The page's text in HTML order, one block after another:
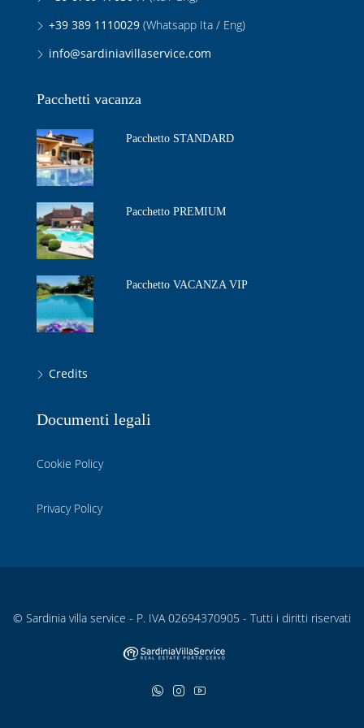
+39 389 1110029 (Whatsapp Ita / Eng)
info@sardiniavillaservice.com
Pacchetti vacanza
Pacchetto STANDARD
Pacchetto PREMIUM
Pacchetto VACANZA VIP
Credits
Documenti legali
Cookie Policy
Privacy Policy
© Sardinia villa service - P. IVA 02694370905 - Tutti i diritti riservati